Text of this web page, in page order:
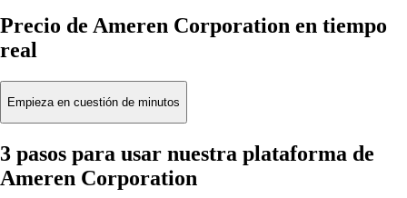
Precio de Ameren Corporation en tiempo
real
Empieza en cuestión de minutos
3 pasos para usar nuestra plataforma de
Ameren Corporation